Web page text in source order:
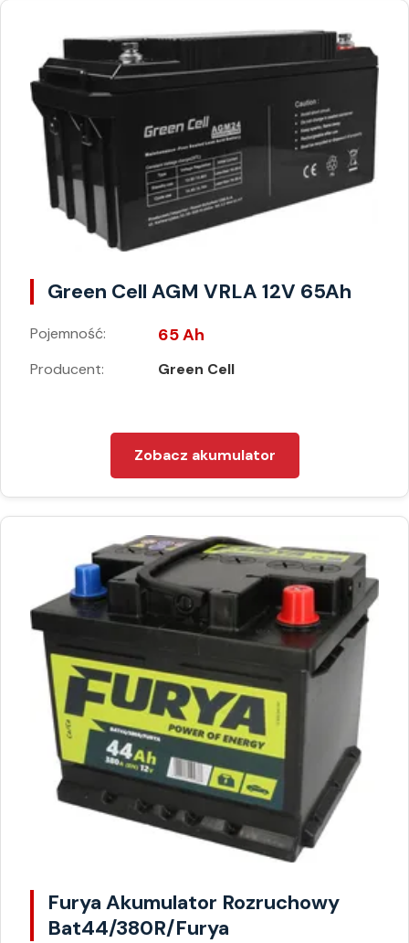
Green Cell AGM VRLA 12V 65Ah
Pojemność: 65 Ah
Producent: Green Cell
Zobacz akumulator
Furya Akumulator Rozruchowy
Bat44/380R/Furya